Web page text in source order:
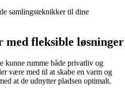
samlingsteknikker til dine
med fleksible løsninger
kunne rumme både privatliv og
være med til at skabe en varm og
at de udnytter pladsen optimalt.